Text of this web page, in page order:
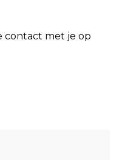
contact met je op